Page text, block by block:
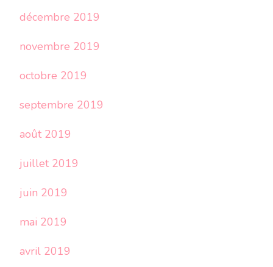
décembre 2019
novembre 2019
octobre 2019
septembre 2019
août 2019
juillet 2019
juin 2019
mai 2019
avril 2019